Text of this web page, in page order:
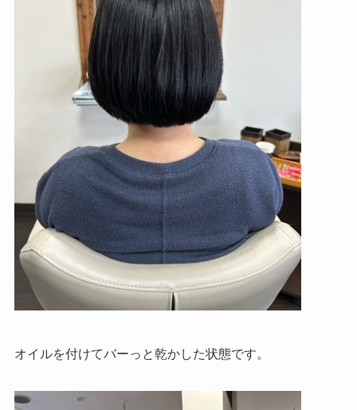
オイルを付けてバーっと乾かした状態です。